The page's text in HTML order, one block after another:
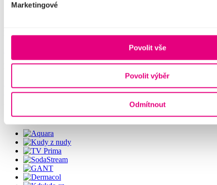
Marketingové
Povolit vše
Povolit výběr
Odmítnout
Komentáře k hospodaření
Pokladna divadla
Hudební divadlo Karlín
186 00 Praha 8
Partneři divadla